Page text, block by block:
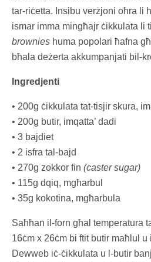
tar-riċetta. Insibu verżjoni oħra li
ismar imma mingħajr ċikkulata li
brownies huma popolari ħafna
bħala deżerta akkumpanjati bil-
Ingredjenti
• 200g ċikkulata tat-tisjir skura,
• 200g butir, imqatta’ dadi
• 3 bajdiet
• 2 isfra tal-bajd
• 270g zokkor fin (caster sugar)
• 115g dqiq, mgħarbul
• 35g kokotina, mgħarbula
Saħħan il-forn għal temperatura
16ċm x 26ċm bi ftit butir maħlul
Dewweb iċ-ċikkulata u l-butir